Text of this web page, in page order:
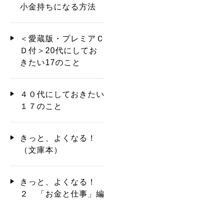
小金持ちになる方法
＜愛蔵版・プレミアＣ
Ｄ付＞20代にしてお
きたい17のこと
４０代にしておきたい
１７のこと
きっと、よくなる！
（文庫本）
きっと、よくなる！
２ 「お金と仕事」編